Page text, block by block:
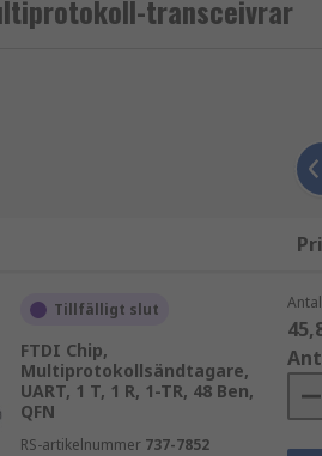
transceivrar
Tillfälligt slut
FTDI Chip,
Multiprotokollsändtagare,
UART, 1 T, 1 R, 1-TR, 48 Ben,
QFN
RS-artikelnummer 737-7852